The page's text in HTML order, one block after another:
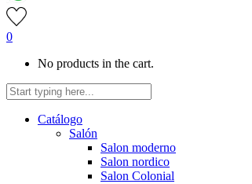
0
No products in the cart.
Catálogo
Salón
Salon moderno
Salon nordico
Salon Colonial